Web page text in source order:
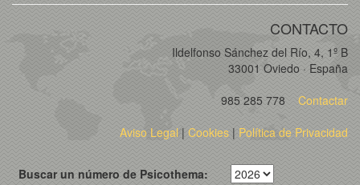
CONTACTO
Ildelfonso Sánchez del Río, 4, 1º B
33001 Oviedo · España
985 285 778
Contactar
Aviso Legal| Cookies | Política de Privacidad
Buscar un número de Psicothema: